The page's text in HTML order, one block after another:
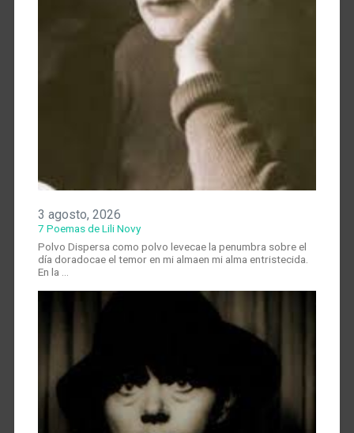
3 agosto, 2026
7 Poemas de Lili Novy
Polvo Dispersa como polvo levecae la penumbra sobre el
día doradocae el temor en mi almaen mi alma entristecida.
En la …